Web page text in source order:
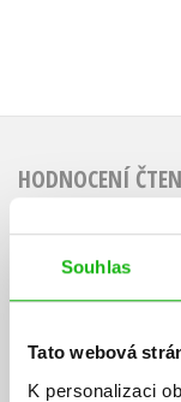
Souhlas
Tato webová
K personalizaci
HODNOCENÍ
V současné době
Vaše hodnocení
Uživatelskou recenzi
Přihlásit